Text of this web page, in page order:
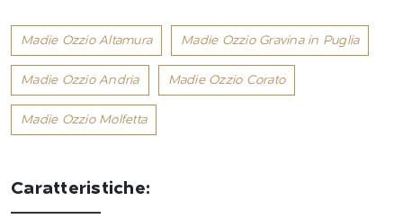
Madie Ozzio Altamura Madie Ozzio Gravina in Puglia
Madie Ozzio Andria Madie Ozzio Corato
Madie Ozzio Molfetta
Caratteristiche: